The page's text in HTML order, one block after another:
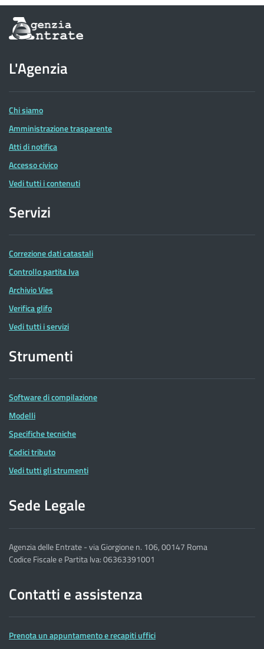
Informazioni
sul
dell'Agenzia
delle
Entrate
L'Agenzia
Chi siamo
Amministrazione trasparente
Atti di notifica
Accesso civico
Vedi tutti i contenuti
Servizi
Correzione dati catastali
Controllo partita Iva
Archivio Vies
Verifica glifo
Vedi tutti i servizi
Strumenti
Software di compilazione
Modelli
Specifiche tecniche
Codici tributo
Vedi tutti gli strumenti
Sede Legale
Agenzia delle Entrate - via Giorgione n. 106, 00147 Roma
Codice Fiscale e Partita Iva: 06363391001
Contatti e assistenza
Prenota un appuntamento e recapiti uffici